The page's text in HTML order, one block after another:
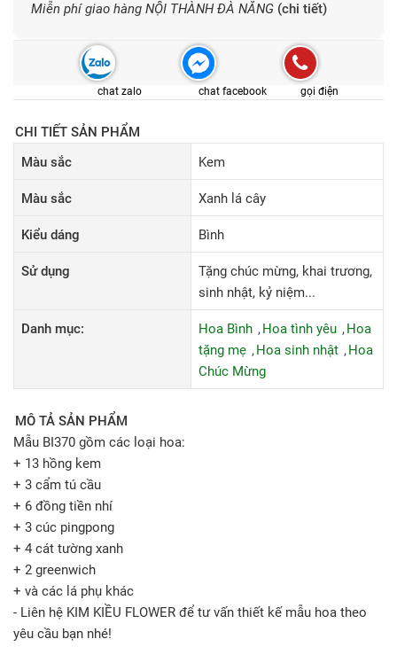
Miễn phí giao hàng NỘI THÀNH ĐÀ NẴNG (chi tiết)
chat zalo chat facebook gọi điện
CHI TIẾT SẢN PHẨM
Màu sắc
Kem
Màu sắc Xanh lá cây
Kiểu dáng Bình
Sử dụng
Tặng chúc mừng, khai trương,
sinh nhật, kỷ niệm...
Danh mục: Hoa Bình Hoa tình yêu
Hoa
tặng mẹ
Hoa sinh nhật
Hoa
Chúc Mừng
MÔ TẢ SẢN PHẨM
Mẫu BI370 gồm các loại hoa:
+ 13 hồng kem
+ 3 cẩm tú cầu
+ 6 đồng tiền nhí
+ 3 cúc pingpong
+ 4 cát tường xanh
+ 2 greenwich
+ và các lá phụ khác
- Liên hệ KIM KIỀU FLOWER để tư vấn thiết kế mẫu hoa theo
yêu cầu bạn nhé!